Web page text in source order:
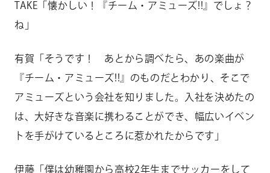
TAKE「懐かしい！『チーム・アミューズ!!』でしょ？
ね」
有賀「そうです！ あとから調べたら、あの楽曲が
『チーム・アミューズ!!』のものだとわかり、そこで
アミューズという会社を知りました。入社を決めたの
は、大好きな音楽に携わることができ、幅広いイベン
トを手がけているところに惹かれたからです」
伊藤「僕は幼稚園から高校2年生までサッカーをして